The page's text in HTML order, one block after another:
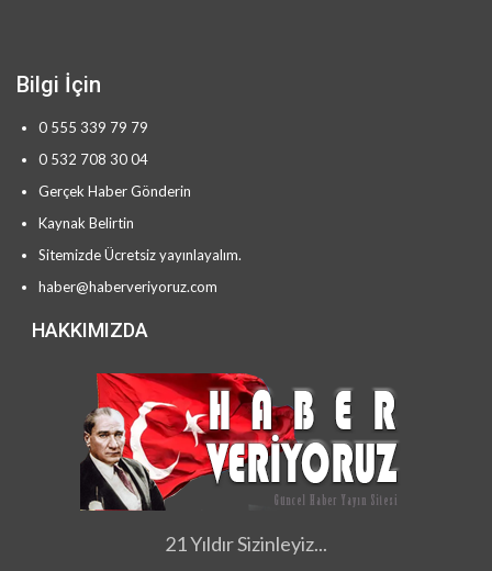
Bilgi İçin
0 555 339 79 79
0 532 708 30 04
Gerçek Haber Gönderin
Kaynak Belirtin
Sitemizde Ücretsiz yayınlayalım.
haber@haberveriyoruz.com
HAKKIMIZDA
21 Yıldır Sizinleyiz...